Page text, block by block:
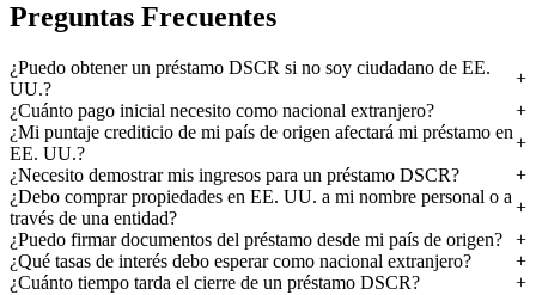
Preguntas Frecuentes
¿Puedo obtener un préstamo DSCR si no soy ciudadano de EE.
UU.?
¿Cuánto pago inicial necesito como nacional extranjero?
¿Mi puntaje crediticio de mi país de origen afectará mi préstamo en
EE. UU.?
¿Necesito demostrar mis ingresos para un préstamo DSCR?
¿Debo comprar propiedades en EE. UU. a mi nombre personal o a
través de una entidad?
¿Puedo firmar documentos del préstamo desde mi país de origen?
¿Qué tasas de interés debo esperar como nacional extranjero?
¿Cuánto tiempo tarda el cierre de un préstamo DSCR?